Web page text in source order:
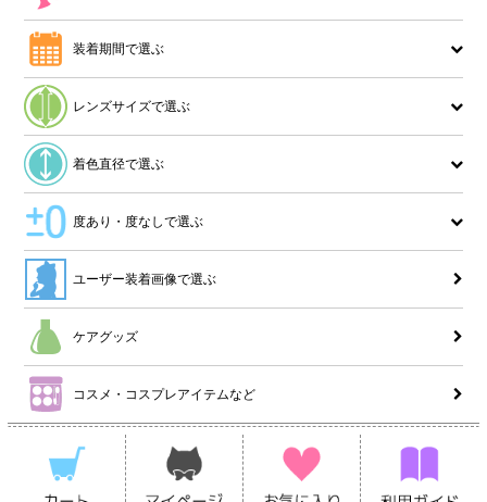
装着期間で選ぶ
レンズサイズで選ぶ
着色直径で選ぶ
度あり・度なしで選ぶ
ユーザー装着画像で選ぶ
ケアグッズ
コスメ・コスプレアイテムなど